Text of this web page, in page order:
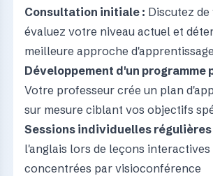
Consultation initiale : Discutez
évaluez votre niveau actuel et
meilleure approche d'apprentissage
Développement d'un programme
Votre professeur crée un plan
sur mesure ciblant vos objectifs
Sessions individuelles régulières
l'anglais lors de leçons interactives
concentrées par visioconférence